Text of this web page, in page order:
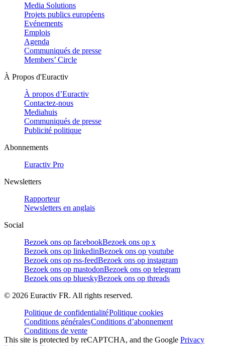
Media Solutions
Projets publics européens
Evénements
Emplois
Agenda
Communiqués de presse
Members’ Circle
À Propos d'Euractiv
À propos d’Euractiv
Contactez-nous
Mediahuis
Communiqués de presse
Publicité politique
Abonnements
Euractiv Pro
Newsletters
Rapporteur
Newsletters en anglais
Social
Bezoek ons op facebookBezoek ons op x
Bezoek ons op linkedinBezoek ons op youtube
Bezoek ons op rss-feedBezoek ons op instagram
Bezoek ons op mastodonBezoek ons op telegram
Bezoek ons op blueskyBezoek ons op threads
© 2026 Euractiv FR. All rights reserved.
Politique de confidentialitéPolitique cookies
Conditions généralesConditions d’abonnement
Conditions de vente
This site is protected by reCAPTCHA, and the Google Privacy